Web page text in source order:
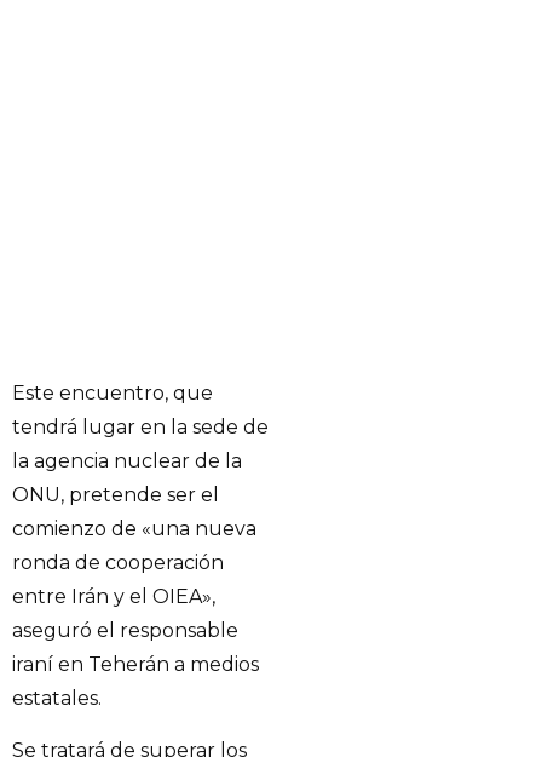
Este encuentro, que
tendrá lugar en la sede de
la agencia nuclear de la
ONU, pretende ser el
comienzo de «una nueva
ronda de cooperación
entre Irán y el OIEA»,
aseguró el responsable
iraní en Teherán a medios
estatales.
Se tratará de superar los